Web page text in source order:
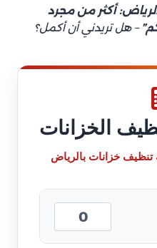
أكثر من مجرد
– هل تريدني أن أكمل؟
الخزانات
خزانات بالرياض